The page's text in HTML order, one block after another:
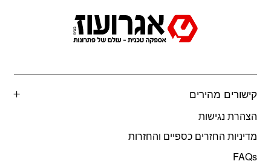
קישורים מהירים
הצהרת נגישות
מדיניות החזרים כספיים והחזרות
FAQs